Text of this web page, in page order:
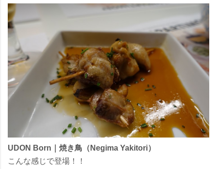
UDON Born｜焼き鳥（Negima Yakitori）
こんな感じで登場！！